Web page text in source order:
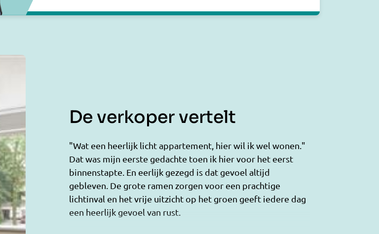
De verkoper vertelt
"Wat een heerlijk licht appartement, hier wil ik wel wonen."
Dat was mijn eerste gedachte toen ik hier voor het eerst
binnenstapte. En eerlijk gezegd is dat gevoel altijd
gebleven. De grote ramen zorgen voor een prachtige
lichtinval en het vrije uitzicht op het groen geeft iedere dag
een heerlijk gevoel van rust.